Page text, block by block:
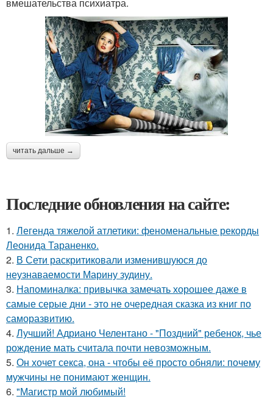
читать дальше →
Последние обновления на сайте:
1. Легенда тяжелой атлетики: феноменальные рекорды
Леонида Тараненко.
2. В Сети раскритиковали изменившуюся до
неузнаваемости Марину зудину.
3. Напоминалка: привычка замечать хорошее даже в
самые серые дни - это не очередная сказка из книг по
саморазвитию.
4. Лучший! Адриано Челентано - "Поздний" ребенок, чье
рождение мать считала почти невозможным.
5. Он хочет секса, она - чтобы её просто обняли: почему
мужчины не понимают женщин.
6. "Магистр мой любимый!